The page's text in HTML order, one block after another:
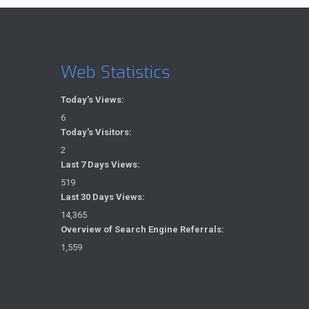
Web Statistics
Today's Views:
6
Today's Visitors:
2
Last 7 Days Views:
519
Last 30 Days Views:
14,365
Overview of Search Engine Referrals:
1,559